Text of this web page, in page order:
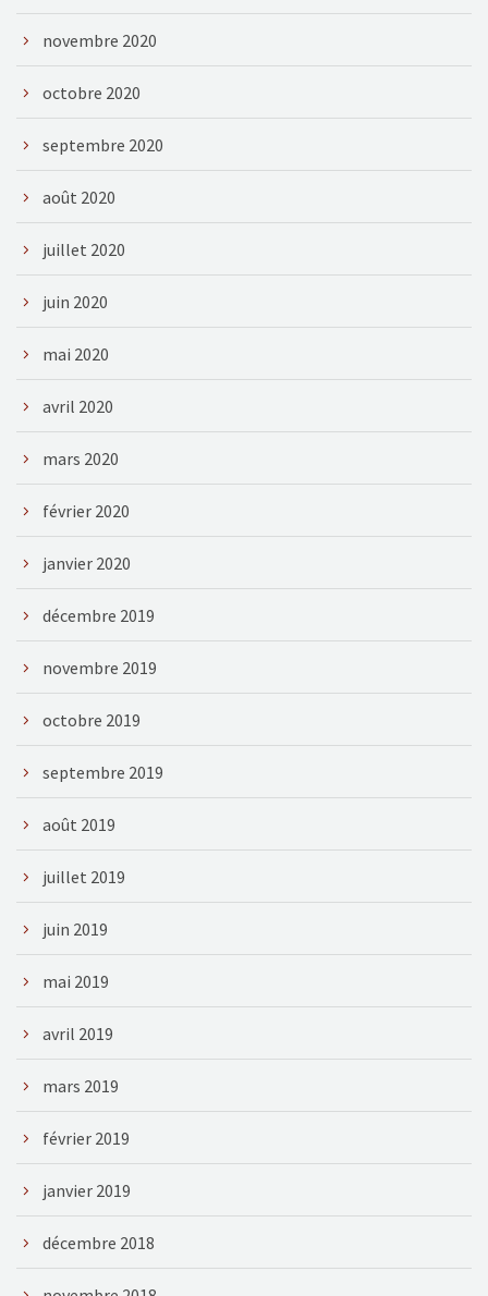
novembre 2020
octobre 2020
septembre 2020
août 2020
juillet 2020
juin 2020
mai 2020
avril 2020
mars 2020
février 2020
janvier 2020
décembre 2019
novembre 2019
octobre 2019
septembre 2019
août 2019
juillet 2019
juin 2019
mai 2019
avril 2019
mars 2019
février 2019
janvier 2019
décembre 2018